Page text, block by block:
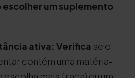
um suplemento
ativa: Verifica se o
contém uma matéria-